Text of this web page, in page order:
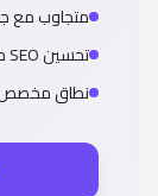
متجاوب مع
تحسين SEO مدمج
نطاق